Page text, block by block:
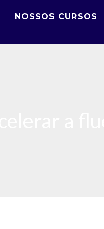
NOSSOS CURSOS